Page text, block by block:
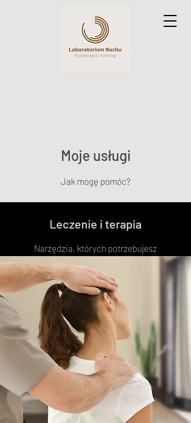
Moje usługi
Jak mogę pomóc?
Leczenie i terapia
Narzędzia, których potrzebujesz